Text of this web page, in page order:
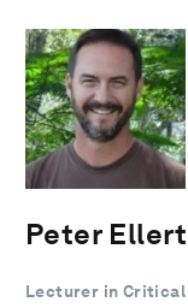
Peter
Lecturer in Critical